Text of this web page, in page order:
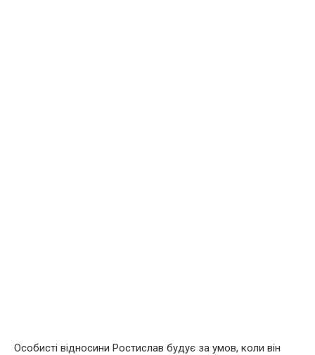
Особисті відносини Ростислав будує за умов, коли він